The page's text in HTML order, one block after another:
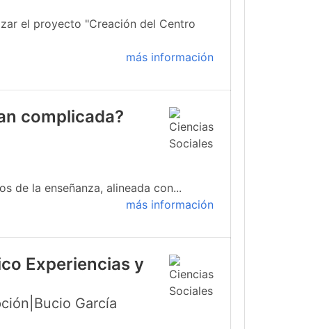
el proyecto "Creación del Centro
más información
complicada?
de la enseñanza, alineada con...
más información
Experiencias y
García